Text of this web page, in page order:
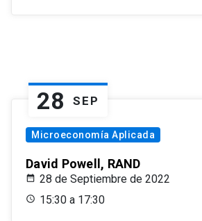
28 SEP
Microeconomía Aplicada
David Powell, RAND
28 de Septiembre de 2022
15:30 a 17:30